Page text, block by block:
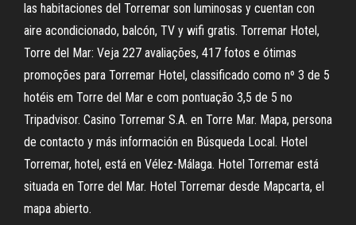
las habitaciones del Torremar son luminosas y cuentan con
aire acondicionado, balcón, TV y wifi gratis. Torremar Hotel,
Torre del Mar: Veja 227 avaliações, 417 fotos e ótimas
promoções para Torremar Hotel, classificado como nº 3 de 5
hotéis em Torre del Mar e com pontuação 3,5 de 5 no
Tripadvisor. Casino Torremar S.A. en Torre Mar. Mapa, persona
de contacto y más información en Búsqueda Local. Hotel
Torremar, hotel, está en Vélez-Málaga. Hotel Torremar está
situada en Torre del Mar. Hotel Torremar desde Mapcarta, el
mapa abierto.